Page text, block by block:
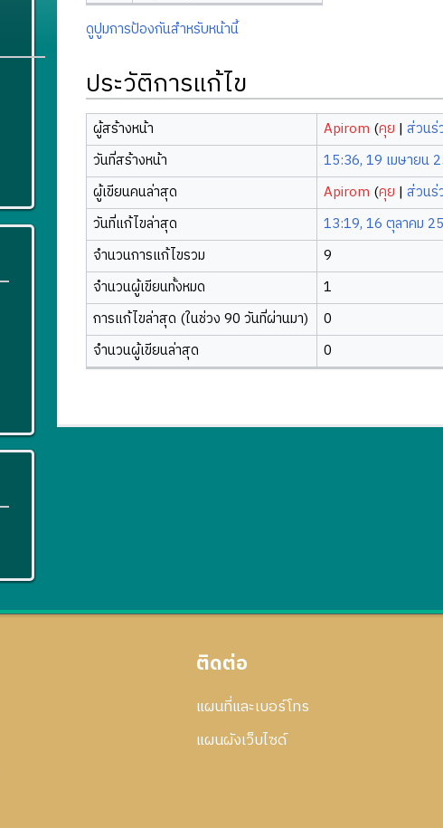
ดูปูมการป้องกันสำหรับหน้านี้
ประวัติการแก้ไข
ผู้สร้างหน้า Apirom (คุย |ส่วนร่
วันที่สร้างหน้า
15:36, 19 เมษายน
ผู้เขียนคนล่าสุด
Apirom (คุย |ส่วนร่
วันที่แก้ไขล่าสุด
13:19, 16 ตุลาคม
จำนวนการแก้ไขรวม
9
จำนวนผู้เขียนทั้งหมด
1
การแก้ไขล่าสุด (ในช่วง 90 วันที่ผ่านมา)
0
จำนวนผู้เขียนล่าสุด
0
ติดต่อ
แผนที่และเบอร์โทร
แผนผังเว็บไซด์